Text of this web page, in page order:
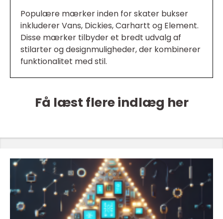
Populære mærker inden for skater bukser
inkluderer Vans, Dickies, Carhartt og Element.
Disse mærker tilbyder et bredt udvalg af
stilarter og designmuligheder, der kombinerer
funktionalitet med stil.
Få læst flere indlæg her